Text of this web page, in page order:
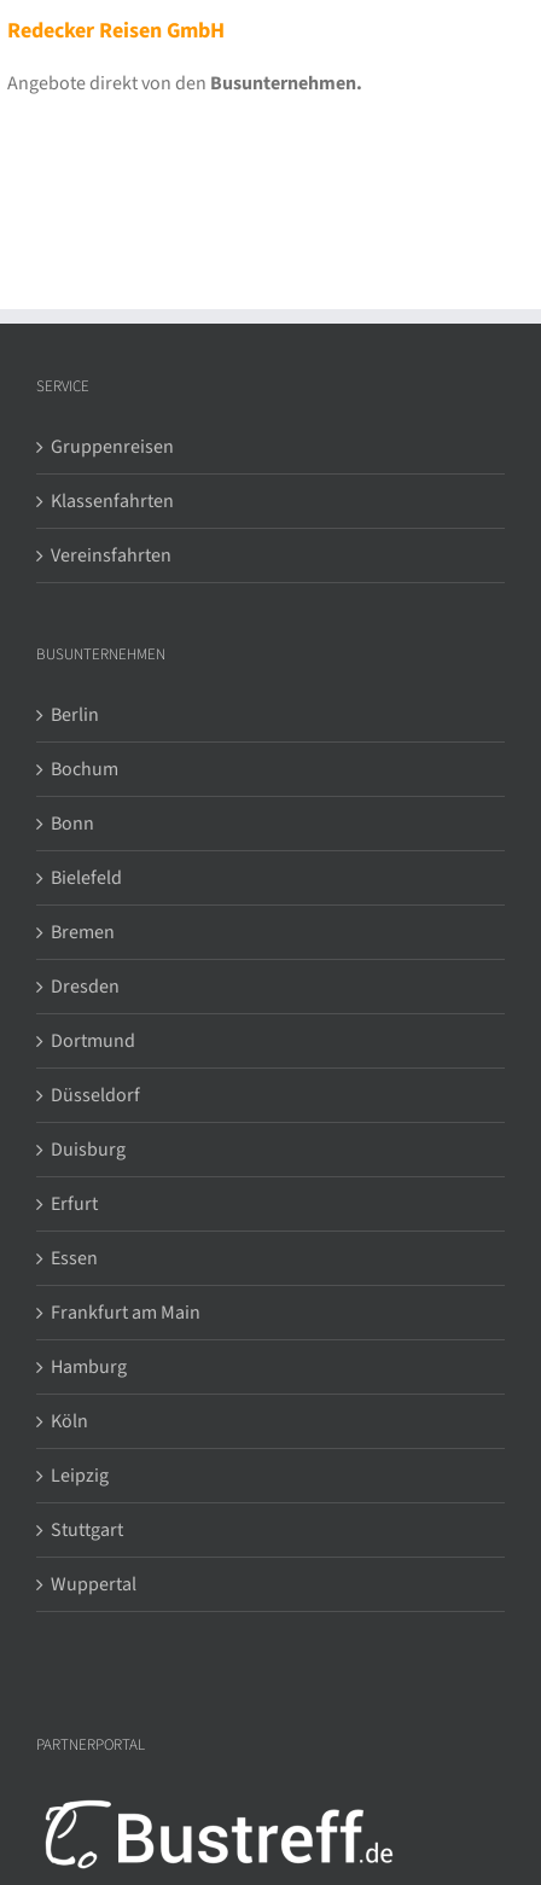
Redecker Reisen GmbH
Angebote direkt von den Busunternehmen.
SERVICE
Gruppenreisen
Klassenfahrten
Vereinsfahrten
BUSUNTERNEHMEN
Berlin
Bochum
Bonn
Bielefeld
Bremen
Dresden
Dortmund
Düsseldorf
Duisburg
Erfurt
Essen
Frankfurt am Main
Hamburg
Köln
Leipzig
Stuttgart
Wuppertal
PARTNERPORTAL